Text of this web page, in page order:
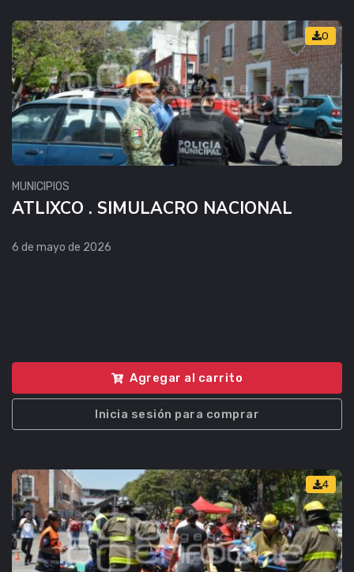
0
MUNICIPIOS
ATLIXCO . SIMULACRO NACIONAL
6 de mayo de 2026
Agregar al carrito
Inicia sesión para comprar
4